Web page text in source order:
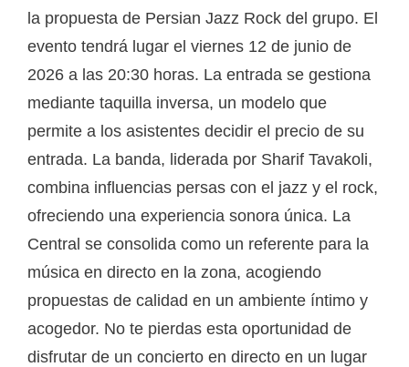
la propuesta de Persian Jazz Rock del grupo. El
evento tendrá lugar el viernes 12 de junio de
2026 a las 20:30 horas. La entrada se gestiona
mediante taquilla inversa, un modelo que
permite a los asistentes decidir el precio de su
entrada. La banda, liderada por Sharif Tavakoli,
combina influencias persas con el jazz y el rock,
ofreciendo una experiencia sonora única. La
Central se consolida como un referente para la
música en directo en la zona, acogiendo
propuestas de calidad en un ambiente íntimo y
acogedor. No te pierdas esta oportunidad de
disfrutar de un concierto en directo en un lugar